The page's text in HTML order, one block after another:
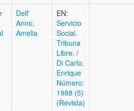
Dell'
Anno,
Amelia
EN:
Servicio
Social.
Tribuna
Libre. /
Di Carlo,
Enrique
Número:
1988 (5)
(Revista)